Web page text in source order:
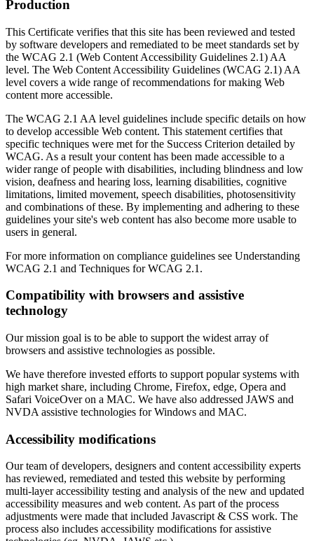
Production
This Certificate verifies that this site has been reviewed and tested
by software developers and remediated to be meet standards set by
the WCAG 2.1 (Web Content Accessibility Guidelines 2.1) AA
level. The Web Content Accessibility Guidelines (WCAG 2.1) AA
level covers a wide range of recommendations for making Web
content more accessible.
The WCAG 2.1 AA level guidelines include specific details on how
to develop accessible Web content. This statement certifies that
specific techniques were met for the Success Criterion detailed by
WCAG. As a result your content has been made accessible to a
wider range of people with disabilities, including blindness and low
vision, deafness and hearing loss, learning disabilities, cognitive
limitations, limited movement, speech disabilities, photosensitivity
and combinations of these. By implementing and adhering to these
guidelines your site's web content has also become more usable to
users in general.
For more information on compliance guidelines see Understanding
WCAG 2.1 and Techniques for WCAG 2.1.
Compatibility with browsers and assistive
technology
Our mission goal is to be able to support the widest array of
browsers and assistive technologies as possible.
We have therefore invested efforts to support popular systems with
high market share, including Chrome, Firefox, edge, Opera and
Safari VoiceOver on a MAC. We have also addressed JAWS and
NVDA assistive technologies for Windows and MAC.
Accessibility modifications
Our team of developers, designers and content accessibility experts
has reviewed, remediated and tested this website by performing
multi-layer accessibility testing and analysis of the new and updated
accessibility measures and web content. As part of the process
adjustments were made that included Javascript & CSS work. The
process also includes accessibility modifications for assistive